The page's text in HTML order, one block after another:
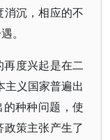
沉，相应的不
。
再度兴起是在二
义国家普遍出
种种问题，使
策主张产生了